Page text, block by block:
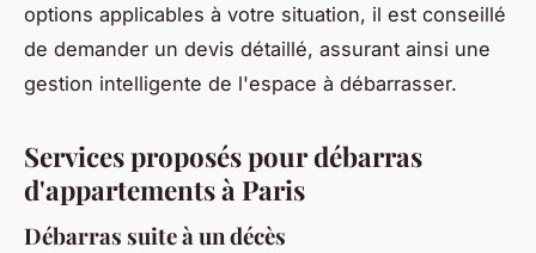
options applicables à votre situation, il est conseillé
de demander un devis détaillé, assurant ainsi une
gestion intelligente de l'espace à débarrasser.
Services proposés pour débarras
d'appartements à Paris
Débarras suite à un décès